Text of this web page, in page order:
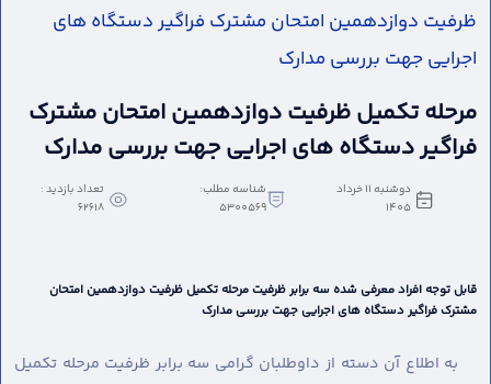
ظرفیت دوازدهمین امتحان مشترک فراگیر دستگاه های
اجرایی جهت بررسی مدارک
مرحله تکمیل ظرفیت دوازدهمین امتحان مشترک
فراگیر دستگاه های اجرایی جهت بررسی مدارک
دوشنبه 11 خرداد
1405
شناسه مطلب:
5300569
تعداد بازدید :
62618
قابل توجه افراد معرفی شده سه برابر ظرفیت مرحله تکمیل ظرفیت دوازدهمین امتحان
مشترک فراگیر دستگاه های اجرایی جهت بررسی مدارک
به اطلاع آن دسته از داوطلبان گرامی سه برابر ظرفیت مرحله تکمیل